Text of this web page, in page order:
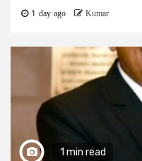
1 day ago Kumar
1 min read